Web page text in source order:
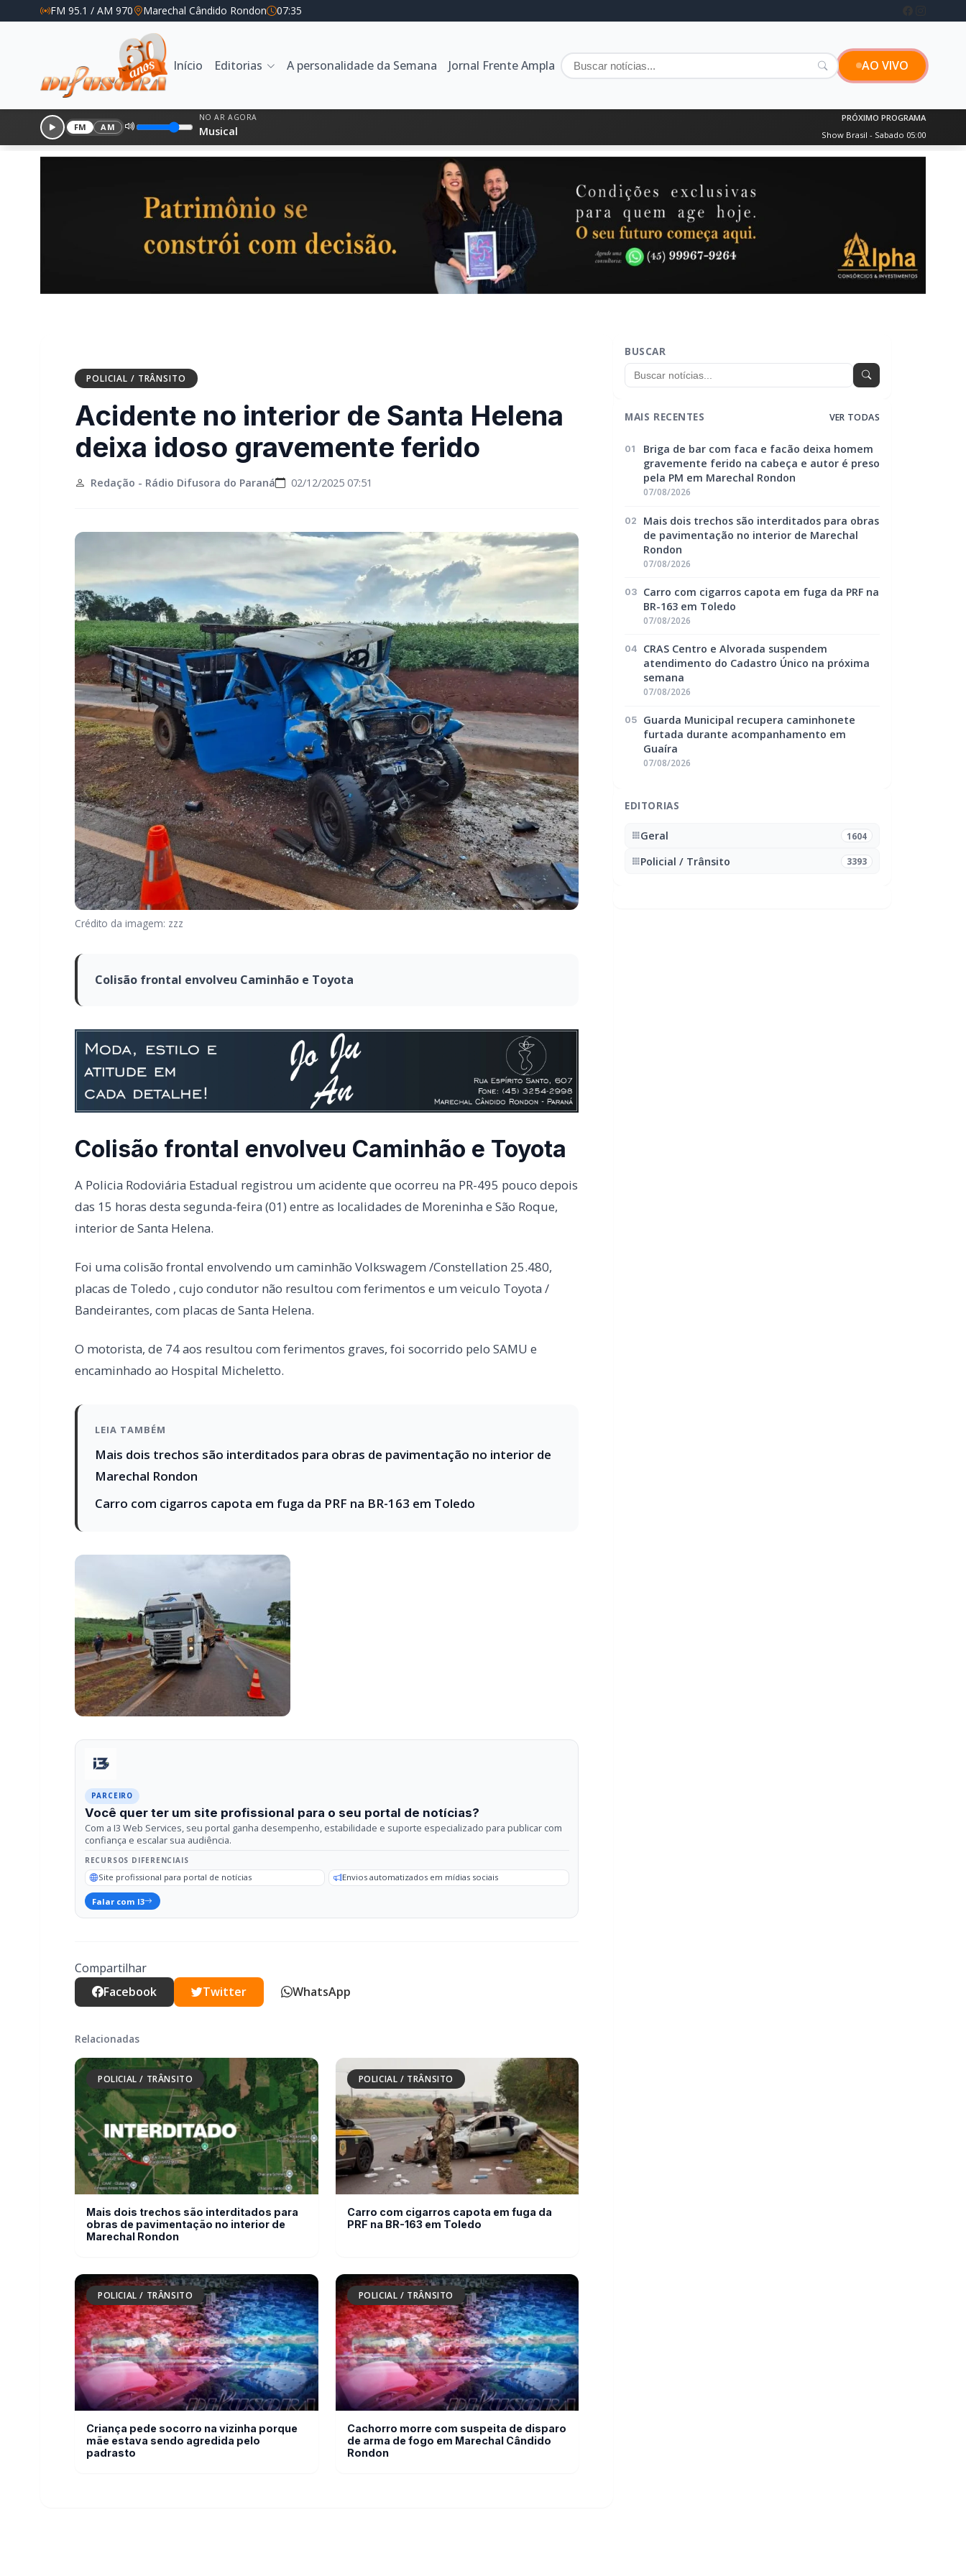
FM 95.1 / AM 970 Marechal Cândido Rondon 07:35
Início Editorias A personalidade da Semana Jornal Frente Ampla AO VIVO
FM AM
NO AR AGORA
Musical
PRÓXIMO PROGRAMA
Show Brasil - Sabado 05:00
POLICIAL / TRÂNSITO
Acidente no interior de Santa Helena
deixa idoso gravemente ferido
Redação - Rádio Difusora do Paraná 02/12/2025 07:51
Crédito da imagem: zzz
Colisão frontal envolveu Caminhão e Toyota
Colisão frontal envolveu Caminhão e Toyota
A Policia Rodoviária Estadual registrou um acidente que ocorreu na PR-495 pouco depois
das 15 horas desta segunda-feira (01) entre as localidades de Moreninha e São Roque,
Foi uma colisão frontal envolvendo um caminhão Volkswagem /Constellation 25.480,
placas de Toledo , cujo condutor não resultou com ferimentos e um veiculo Toyota /
Bandeirantes, com placas de Santa Helena.
encaminhado ao Hospital Micheletto.
Mais dois trechos são interditados para obras de pavimentação no interior de
Marechal Rondon
PARCEIRO
Você quer ter um site profissional para o seu portal de notícias?
Site profissional para portal de notícias
Falar com I3
Compartilhar
Facebook
Twitter WhatsApp
POLICIAL / TRÂNSITO
Mais dois trechos são interditados para
obras de pavimentação no interior de
Marechal Rondon
Carro com cigarros capota em fuga da
PRF na BR-163 em Toledo
POLICIAL / TRÂNSITO
Criança pede socorro na vizinha porque
mãe estava sendo agredida pelo
padrasto
POLICIAL / TRÂNSITO
Cachorro morre com suspeita de disparo
de arma de fogo em Marechal Cândido
Rondon
BUSCAR
MAIS RECENTES VER TODAS
01
Briga de bar com faca e facão deixa homem
gravemente ferido na cabeça e autor é preso
pela PM em Marechal Rondon
07/08/2026
02
Mais dois trechos são interditados para obras
de pavimentação no interior de Marechal
Rondon
07/08/2026
03
Carro com cigarros capota em fuga da PRF na
BR-163 em Toledo
07/08/2026
04
CRAS Centro e Alvorada suspendem
atendimento do Cadastro Único na próxima
semana
07/08/2026
05
Guarda Municipal recupera caminhonete
furtada durante acompanhamento em
Guaíra
07/08/2026
EDITORIAS
Geral 1604
Policial / Trânsito 3393